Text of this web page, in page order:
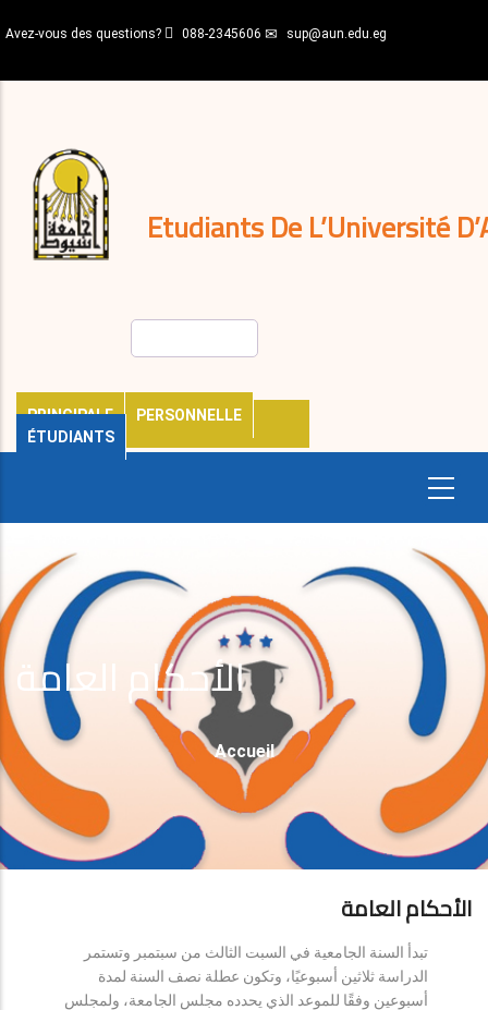
au
principal
Avez-vous des questions? 088-2345606 sup@aun.edu.eg
Etudiants De L’Université
PRINCIPALE
PERSONNELLE
ÉTUDIANTS
décisions
Expatriés
Journal
الأحكام العامة
Fil
D'Ariane
Accueil
الأحكام العامة
تبدأ السنة الجامعية في السبت الثالث من سبتمبر وتستمر
الدراسة ثلاثين أسبوعيًا، وتكون عطلة نصف السنة لمدة
أسبوعين وفقًا للموعد الذي يحدده مجلس الجامعة، ولمجلس